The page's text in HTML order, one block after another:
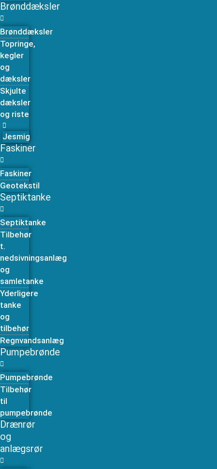
Brønddæksler
Brønddæksler
Topringe,
kegler
og
dæksler
Skjulte
dæksler
og riste
Jesmig
Faskiner
Faskiner
Geotekstil
Septiktanke
Septiktanke
Tilbehør
t.
nedsivningsanlæg
og
samletanke
Yderligere
tanke
og
tilbehør
Regnvandsanlæg
Pumpebrønde
Pumpebrønde
Tilbehør
til
pumpebrønde
Drænrør
og
anlægsrør